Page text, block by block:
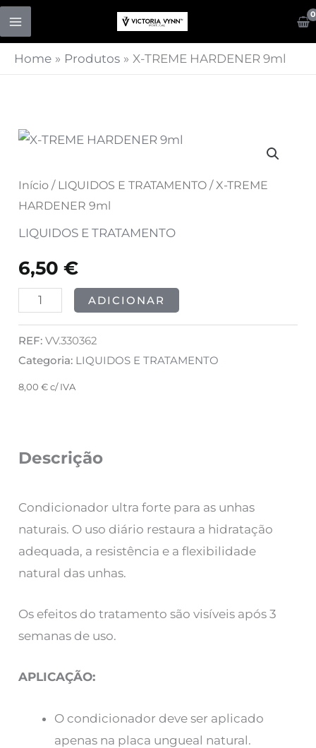
Skip
content
Home Produtos X-TREME HARDENER 9ml
Início / LIQUIDOS E TRATAMENTO / X-TREME
HARDENER 9ml
LIQUIDOS E TRATAMENTO
6,50€
Quantidade
X-
TREME
HARDENER
ADICIONAR
REF:VV.330362
Categoria: LIQUIDOS E TRATAMENTO
8,00€ c/ IVA
Descrição
Condicionador ultra forte para as unhas
naturais. O uso diário restaura a hidratação
adequada, a resistência e a flexibilidade
natural das unhas.
Os efeitos do tratamento são visíveis após 3
semanas de uso.
APLICAÇÃO:
O condicionador deve ser aplicado
apenas na placa ungueal natural.